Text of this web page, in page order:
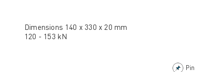
Dimensions 140 x 330 x 20 mm
120 - 153 kN
Pin